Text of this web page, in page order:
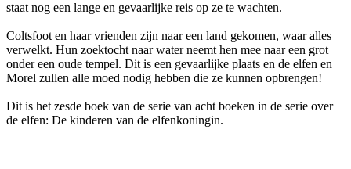
staat nog een lange en gevaarlijke reis op ze te wachten.
Coltsfoot en haar vrienden zijn naar een land gekomen, waar alles
verwelkt. Hun zoektocht naar water neemt hen mee naar een grot
onder een oude tempel. Dit is een gevaarlijke plaats en de elfen en
Morel zullen alle moed nodig hebben die ze kunnen opbrengen!
Dit is het zesde boek van de serie van acht boeken in de serie over
de elfen: De kinderen van de elfenkoningin.